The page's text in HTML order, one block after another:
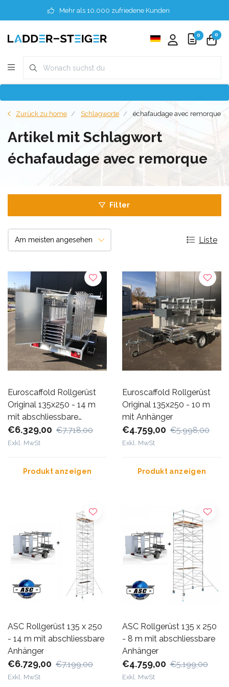
Mehr als 10.000 zufriedene Kunden
0 0
Zurück zu home Schlagworte échafaudage avec remorque
Artikel mit Schlagwort
échafaudage avec remorque
Filter
Liste
Euroscaffold Rollgerüst
Original 135x250 - 14 m
mit abschliessbare
Anhänger
€6.329,00 €7.718,00
Exkl. MwSt
Produkt anzeigen
Euroscaffold Rollgerüst
Original 135x250 - 10 m
mit Anhänger
€4.759,00 €5.998,00
Exkl. MwSt
Produkt anzeigen
ASC Rollgerüst 135 x 250
- 14 m mit abschliessbare
Anhänger
€6.729,00 €7.199,00
Exkl. MwSt
ASC Rollgerüst 135 x 250
- 8 m mit abschliessbare
Anhänger
€4.759,00 €5.199,00
Exkl. MwSt